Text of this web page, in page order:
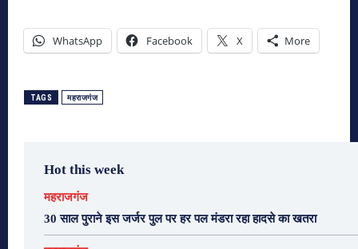
WhatsApp Facebook X More
TAGS महराजगंज
Hot this week
महराजगंज
30 साल पुराने इस जर्जर पुल पर हर पल मंडरा रहा हादसे का खतरा